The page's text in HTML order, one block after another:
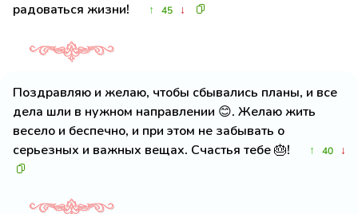
радоваться жизни!
↑ 45 ↓
Поздравляю и желаю, чтобы сбывались планы, и все
дела шли в нужном направлении 😊. Желаю жить
весело и беспечно, и при этом не забывать о
серьезных и важных вещах. Счастья тебе 🎂!
↑ 40 ↓